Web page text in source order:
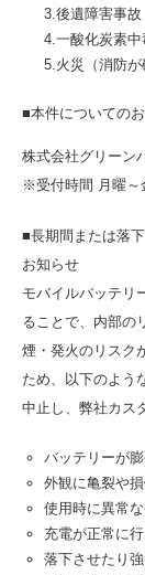
3.後遺障害事故
4.一酸化炭素中
5.火災（消防が
■本件についての
株式会社グリーン
※受付時間 月曜～
■長期間または落
お知らせ
モバイルバッテリ
ることで、内部の
煙・発火のリスク
ため、以下のよう
中止し、弊社カス
バッテリーが
外観に亀裂や
使用時に異常
充電が正常に
落下させたり